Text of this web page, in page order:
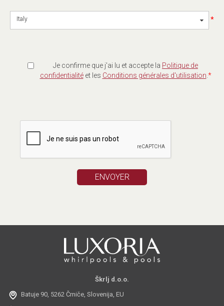
Italy *
Je confirme que j'ai lu et accepte la Politique de
confidentialitéet les Conditions générales d'utilisation *
Škrlj d.o.o.
Batuje 90, 5262 Črniče, Slovenija, EU